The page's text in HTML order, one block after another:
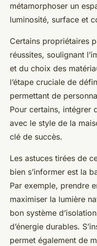
métamorphoser un
luminosité, surface et
Certains propriétaires
réussites, soulignant
et du choix des
l’étape cruciale de
permettant de
Pour certains, intégrer
avec le style de la
clé de succès.
Les astuces tirées de
bien s’informer est la
Par exemple, prendre
maximiser la lumière
bon système
d’énergie durables.
permet également de